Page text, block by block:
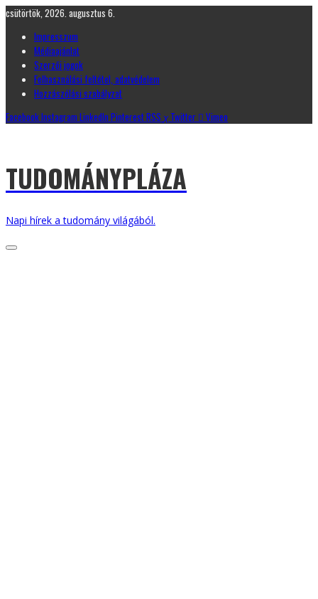
csütörtök, 2026. augusztus 6.
Impresszum
Médiaajánlat
Szerzői jogok
Felhasználási feltétel, adatvédelem
Hozzászólási szabályzat
FacebookInstagram LinkedIn PinterestRSS Twitter Vimeo
TUDOMÁNYPLÁZA
Napi hírek a tudomány világából.